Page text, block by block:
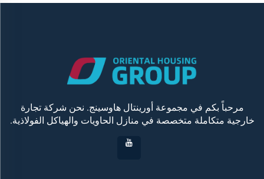
مرحباً بكم في مجموعة أورينتال هاوسينج. نحن شركة تجارة
خارجية متكاملة متخصصة في منازل الحاويات والهياكل الفولاذية.